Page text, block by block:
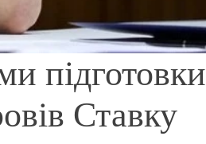
підготовки
Ставку